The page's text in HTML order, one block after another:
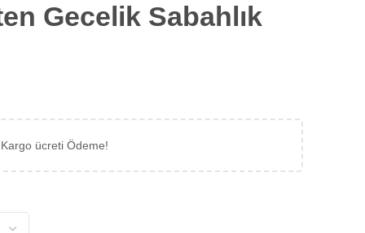
Gecelik Sabahlık
ücreti Ödeme!